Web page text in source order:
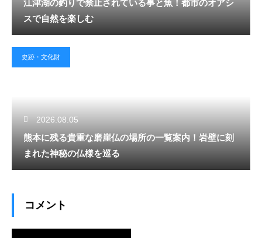
江津湖の釣りで禁止されている事と魚！都市のオアシ
スで自然を楽しむ
史跡・文化財
2026.08.05
熊本に残る貴重な磨崖仏の場所の一覧案内！岩壁に刻
まれた神秘の仏様を巡る
コメント